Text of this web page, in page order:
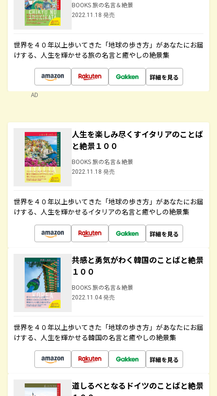
BOOKS 旅の名言＆絶景
2022.11.18 発売
世界を４０年以上歩いてきた「地球の歩き方」があなたにお届
けする、人生を輝かせる旅の名言と癒やしの絶景集
詳細を見る
AD
人生を楽しみ尽くすイタリアのことば
と絶景１００
BOOKS 旅の名言＆絶景
2022.11.18 発売
世界を４０年以上歩いてきた「地球の歩き方」があなたにお届
けする、人生を輝かせるイタリアの名言と癒やしの絶景集
詳細を見る
共感と勇気がわく韓国のことばと絶景
１００
BOOKS 旅の名言＆絶景
2022.11.04 発売
世界を４０年以上歩いてきた「地球の歩き方」があなたにお届
けする、人生を輝かせる韓国の名言と癒やしの絶景集
詳細を見る
道しるべとなるドイツのことばと絶景